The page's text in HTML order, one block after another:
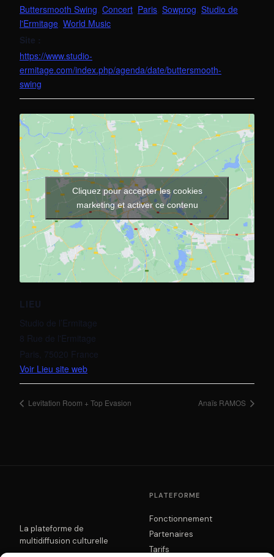
Buttersmooth Swing Concert Paris Sowprog Studio de
l'Ermitage World Music
Site :
https://www.studio-
ermitage.com/index.php/agenda/date/buttersmooth-
swing
LIEU
Studio de l’Ermitage
8 Rue de l'Ermitage
Paris 75020 France
Voir Lieu site web
Cliquez pour accepter les cookies
marketing et activer ce contenu
Levitation Room + Top Evasion Anaïs RAMOS
La plateforme de
multidiffusion culturelle
PLATEFORME
Fonctionnement
Partenaires
Tarifs